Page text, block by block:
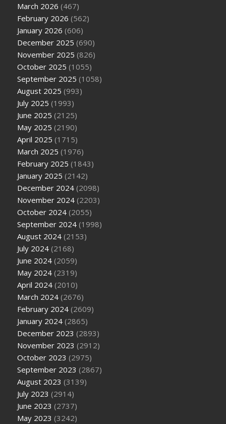
March 2026 (467)
February 2026 (562)
January 2026 (606)
December 2025 (690)
November 2025 (826)
October 2025 (1055)
September 2025 (1058)
August 2025 (993)
July 2025 (1993)
June 2025 (2125)
May 2025 (2190)
April 2025 (1715)
March 2025 (1976)
February 2025 (1843)
January 2025 (2142)
December 2024 (2098)
November 2024 (2203)
October 2024 (2055)
September 2024 (1998)
August 2024 (2153)
July 2024 (2168)
June 2024 (2059)
May 2024 (2319)
April 2024 (2010)
March 2024 (2676)
February 2024 (2609)
January 2024 (2865)
December 2023 (2893)
November 2023 (2912)
October 2023 (2975)
September 2023 (2867)
August 2023 (3139)
July 2023 (2914)
June 2023 (2737)
May 2023 (3242)